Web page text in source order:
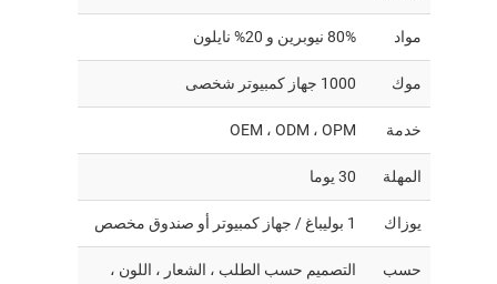
مواد 80% نيوبرين و 20% نايلون
موك 1000 جهاز كمبيوتر شخصى
خدمة OEM ، ODM ، OPM
المهلة 30 يوما
يوزاك 1 بوليباغ / جهاز كمبيوتر أو صندوق مخصص
حسب
التصميم حسب الطلب ، الشعار ، اللون ،